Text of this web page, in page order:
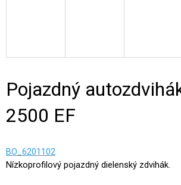
Pojazdný
2500 EF
BO_6201102
Nízkoprofilový pojazdný dielenský zdvihák.